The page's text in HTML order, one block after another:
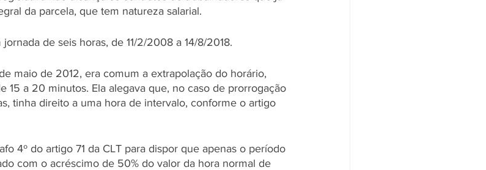
da parcela, que tem natureza salarial.
de seis horas, de 11/2/2008 a 14/8/2018.
maio de 2012, era comum a extrapolação do horário,
15 a 20 minutos. Ela alegava que, no caso de prorrogação
tinha direito a uma hora de intervalo, conforme o artigo
4º do artigo 71 da CLT para dispor que apenas o período
com o acréscimo de 50% do valor da hora normal de